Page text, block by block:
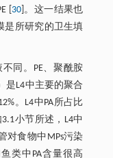
[ 30]。这一结果也
是所研究的卫生填
同。PE、聚酰胺
是L4中主要的聚合
。L4中PA所占比
小节所述，L4中
对食物中MPs污染
类中PA含量很高